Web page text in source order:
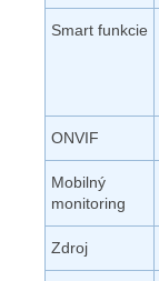
Smart funkcie
ONVIF
Mobilný
monitoring
Zdroj